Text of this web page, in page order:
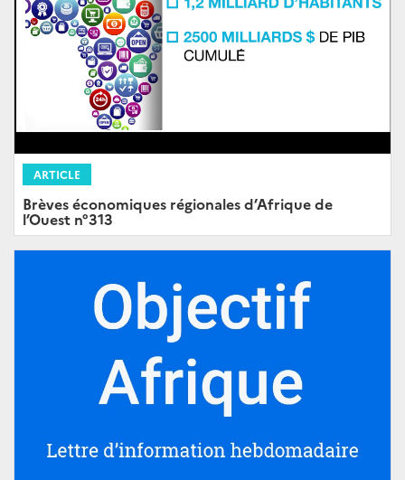
ARTICLE
Brèves économiques régionales d’Afrique de
l’Ouest n°313